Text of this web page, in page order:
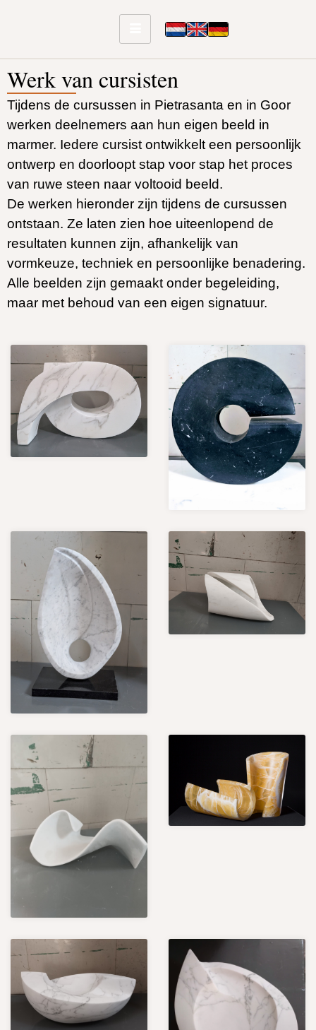
Werk van cursisten
Tijdens de cursussen in Pietrasanta en in Goor
werken deelnemers aan hun eigen beeld in
marmer. Iedere cursist ontwikkelt een persoonlijk
ontwerp en doorloopt stap voor stap het proces
van ruwe steen naar voltooid beeld.
De werken hieronder zijn tijdens de cursussen
ontstaan. Ze laten zien hoe uiteenlopend de
resultaten kunnen zijn, afhankelijk van
vormkeuze, techniek en persoonlijke benadering.
Alle beelden zijn gemaakt onder begeleiding,
maar met behoud van een eigen signatuur.